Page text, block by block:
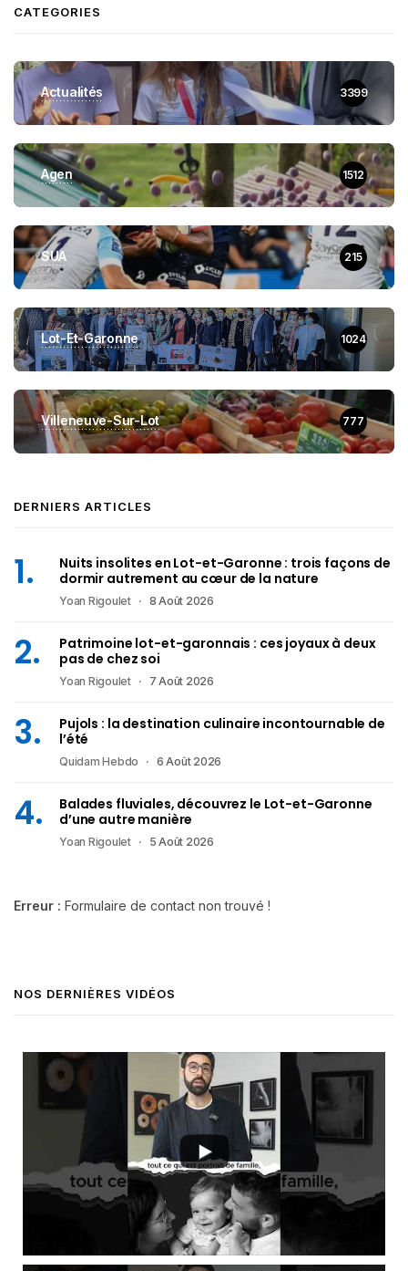
CATEGORIES
Actualités 3399
Agen 1512
SUA 215
Lot-Et-Garonne 1024
Villeneuve-Sur-Lot 777
DERNIERS ARTICLES
Nuits insolites en Lot-et-Garonne : trois façons de
dormir autrement au cœur de la nature
Yoan Rigoulet 8 Août 2026
Patrimoine lot-et-garonnais : ces joyaux à deux
pas de chez soi
Yoan Rigoulet 7 Août 2026
Pujols : la destination culinaire incontournable de
l’été
Quidam Hebdo 6 Août 2026
Balades fluviales, découvrez le Lot-et-Garonne
d’une autre manière
Yoan Rigoulet 5 Août 2026
Erreur : Formulaire de contact non trouvé !
NOS DERNIÈRES VIDÉOS